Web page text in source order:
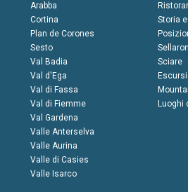
Arabba
Cortina
Plan de Corones
Sesto
Val Badia
Val d'Ega
Val di Fassa
Val di Fiemme
Val Gardena
Valle Anterselva
Valle Aurina
Valle di Casies
Valle Isarco
Storia
Sciare
Luoghi